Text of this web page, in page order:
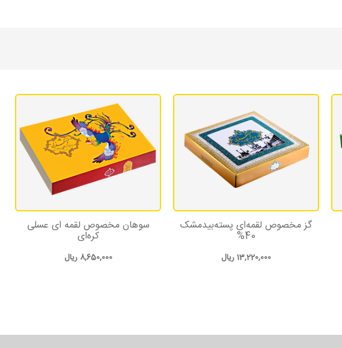
سوهان مخصوص لقمه ای عسلی
کره‌ای
8,650,000 ریال
گز مخصوص لقمه‌ای پسته‌بیدمشک
40%
13,220,000ریال